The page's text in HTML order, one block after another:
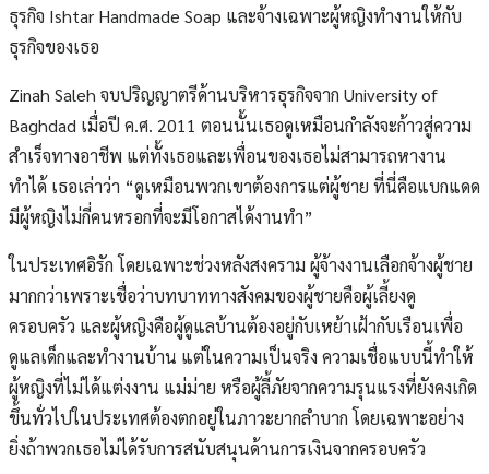
ธุรกิจ Ishtar Handmade Soap และจ้างเฉพาะผู้หญิงทำงานให้กับ
ธุรกิจของเธอ
Zinah Saleh จบปริญญาตรีด้านบริหารธุรกิจจาก University of
Baghdad เมื่อปี ค.ศ. 2011 ตอนนั้นเธอดูเหมือนกำลังจะก้าวสู่ความ
สำเร็จทางอาชีพ แต่ทั้งเธอและเพื่อนของเธอไม่สามารถหางาน
ทำได้ เธอเล่าว่า “ดูเหมือนพวกเขาต้องการแต่ผู้ชาย ที่นี่คือแบกแดด
มีผู้หญิงไม่กี่คนหรอกที่จะมีโอกาสได้งานทำ”
ในประเทศอิรัก โดยเฉพาะช่วงหลังสงคราม ผู้จ้างงานเลือกจ้างผู้ชาย
มากกว่าเพราะเชื่อว่าบทบาททางสังคมของผู้ชายคือผู้เลี้ยงดู
ครอบครัว และผู้หญิงคือผู้ดูแลบ้านต้องอยู่กับเหย้าเฝ้ากับเรือนเพื่อ
ดูแลเด็กและทำงานบ้าน แต่ในความเป็นจริง ความเชื่อแบบนี้ทำให้
ผู้หญิงที่ไม่ได้แต่งงาน แม่ม่าย หรือผู้ลี้ภัยจากความรุนแรงที่ยังคงเกิด
ขึ้นทั่วไปในประเทศต้องตกอยู่ในภาวะยากลำบาก โดยเฉพาะอย่าง
ยิ่งถ้าพวกเธอไม่ได้รับการสนับสนุนด้านการเงินจากครอบครัว